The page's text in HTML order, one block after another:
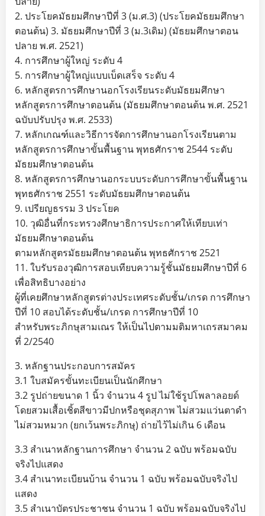
2. ประโยคมัธยมศึกษาปีที่ 3 (ม.ศ.3) (ประโยคมัธยมศึกษา
ตอนต้น) 3. มัธยมศึกษาปีที่ 3 (ม.3เดิม) (มัธยมศึกษาตอน
ปลาย พ.ศ. 2521)
4. การศึกษาผู้ใหญ่ ระดับ 4
5. การศึกษาผู้ใหญ่แบบเบ็ดเสร็จ ระดับ 4
6. หลักสูตรการศึกษานอกโรงเรียนระดับมัธยมศึกษา
หลักสูตรการศึกษาตอนต้น (มัธยมศึกษาตอนต้น พ.ศ. 2521
ฉบับปรับปรุง พ.ศ. 2533)
7. หลักเกณฑ์และวิธีการจัดการศึกษานอกโรงเรียนตาม
หลักสูตรการศึกษาขั้นพื้นฐาน พุทธศักราช 2544 ระดับ
มัธยมศึกษาตอนต้น
8. หลักสูตรการศึกษานอกระบบระดับการศึกษาขั้นพื้นฐาน
พุทธศักราช 2551 ระดับมัธยมศึกษาตอนต้น
9. เปรียญธรรม 3 ประโยค
10. วุฒิอื่นที่กระทรวงศึกษาธิการประกาศให้เทียบเท่า
มัธยมศึกษาตอนต้น
ตามหลักสูตรมัธยมศึกษาตอนต้น พุทธศักราช 2521
11. ใบรับรองวุฒิการสอบเทียบความรู้ชั้นมัธยมศึกษาปีที่ 6
เพื่อสิทธิบางอย่าง
ผู้ที่เคยศึกษาหลักสูตรต่างประเทศระดับชั้น/เกรด การศึกษา
ปีที่ 10 สอบได้ระดับชั้น/เกรด การศึกษาปีที่ 10
สำหรับพระภิกษุสามเณร ให้เป็นไปตามมติมหาเถรสมาคม
ที่ 2/2540
3. หลักฐานประกอบการสมัคร
3.1 ใบสมัครขั้นทะเบียนเป็นนักศึกษา
3.2 รูปถ่ายขนาด 1 นิ้ว จำนวน 4 รูป ไม่ใช้รูปโพลาลอยด์
โดยสวมเสื้อเชิ้ตสีขาวมีปกหรือชุดสุภาพ ไม่สวมแว่นตาดำ
ไม่สวมหมวก (ยกเว้นพระภิกษุ) ถ่ายไว้ไม่เกิน 6 เดือน
3.3 สำเนาหลักฐานการศึกษา จำนวน 2 ฉบับ พร้อมฉบับ
จริงไปแสดง
3.4 สำเนาทะเบียนบ้าน จำนวน 1 ฉบับ พร้อมฉบับจริงไป
แสดง
3.5 สำเนาบัตรประชาชน จำนวน 1 ฉบับ พร้อมฉบับจริงไป